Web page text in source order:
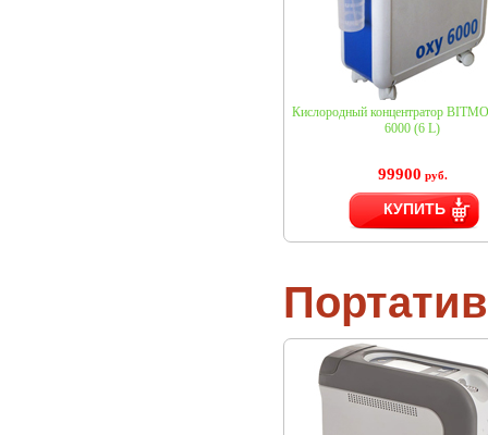
Кислородный концентратор
6000 (6 L)
99900 руб.
КУПИТЬ